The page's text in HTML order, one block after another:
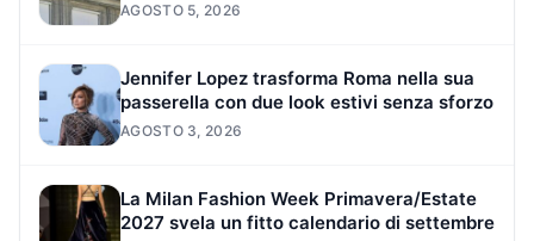
AGOSTO 5, 2026
Jennifer Lopez trasforma Roma nella sua
passerella con due look estivi senza sforzo
AGOSTO 3, 2026
La Milan Fashion Week Primavera/Estate
2027 svela un fitto calendario di settembre